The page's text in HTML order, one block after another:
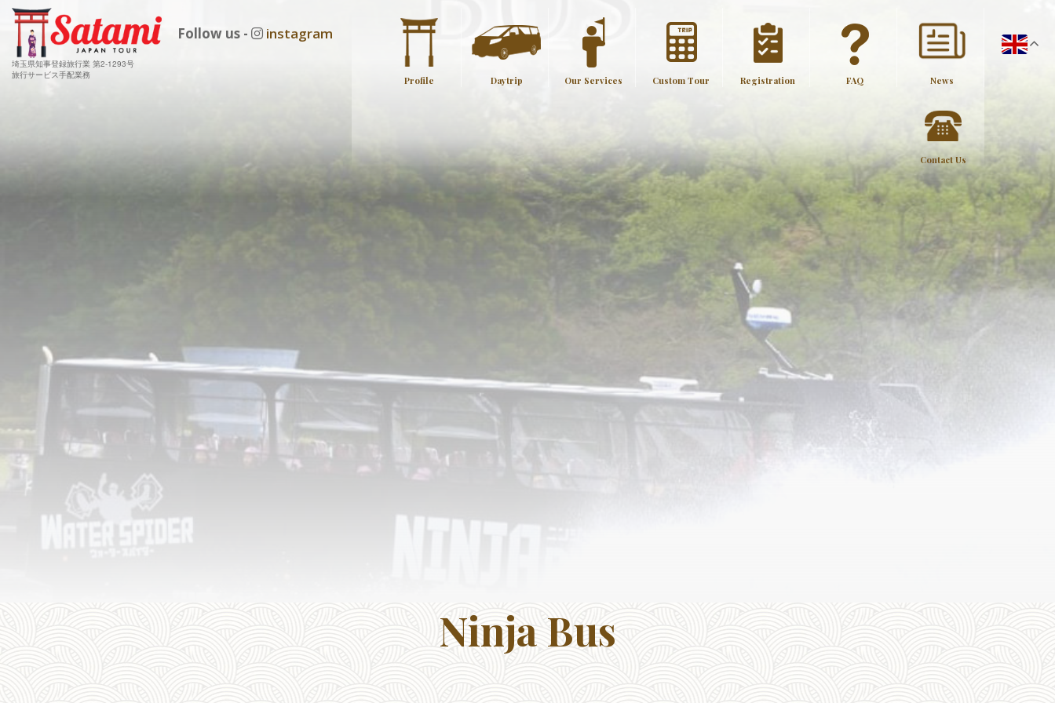
Follow us - instagram
埼玉県知事登録旅行業 第2-1293号
旅行サービス手配業務
Profile Daytrip Our Services Custom Tour Registration FAQ News
Contact Us
Ninja Bus